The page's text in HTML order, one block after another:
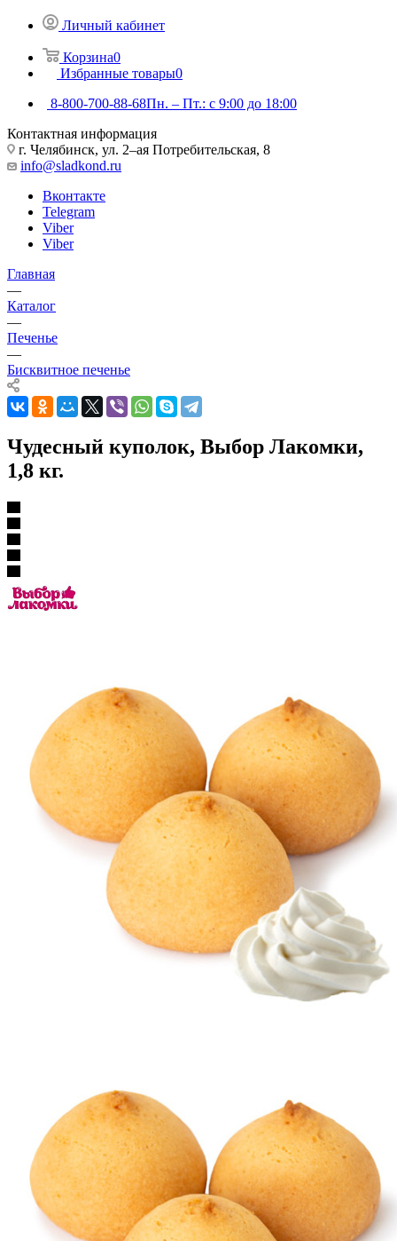
Личный кабинет
Корзина0
Избранные товары0
8-800-700-88-68Пн. – Пт.: с 9:00 до 18:00
Контактная информация
г. Челябинск, ул. 2–ая Потребительская, 8
info@sladkond.ru
Вконтакте
Telegram
Viber
Viber
Главная
—
Каталог
—
Печенье
—
Бисквитное печенье
Чудесный куполок, Выбор Лакомки,
1,8 кг.